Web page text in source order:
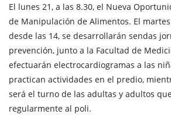
El lunes 21, a las 8.30, el Nueva
de Manipulación de Alimentos. El
desde las 14, se desarrollarán sendas
prevención, junto a la Facultad de
efectuarán electrocardiogramas a las
practican actividades en el predio,
será el turno de las adultas y adultos
regularmente al poli.